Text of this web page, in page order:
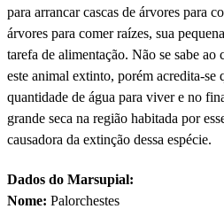
para arrancar cascas de árvores para
árvores para comer raízes, sua
tarefa de alimentação. Não se sabe ao
este animal extinto, porém acredita-se
quantidade de água para viver e no
grande seca na região habitada por
causadora da extinção dessa espécie.
Dados do Marsupial:
Nome: Palorchestes